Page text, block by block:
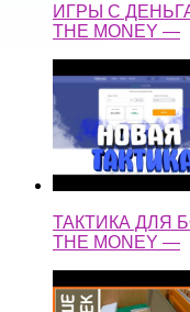
ИГРЫ С
THE MONEY —
ТАКТИКА ДЛЯ
THE MONEY —